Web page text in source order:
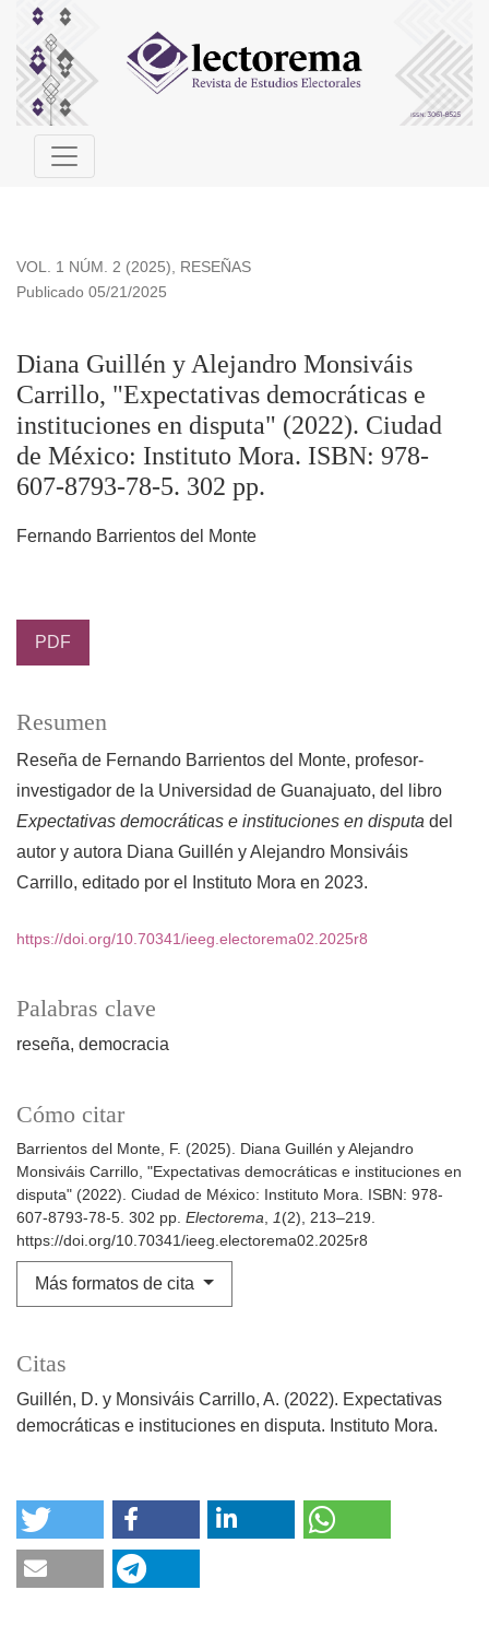
Diana Guillén y Alejandro Monsiváis Carrillo,
VOL. 1 NÚM. 2 (2025) RESEÑAS
Diana Guillén y Alejandro Monsiváis
Carrillo, "Expectativas democráticas e
instituciones en disputa" (2022). Ciudad
de México: Instituto Mora. ISBN: 978-
607-8793-78-5. 302 pp.
Publicado 05/21/2025
Fernando Barrientos del Monte
PDF
Palabras clave
reseña democracia
Cómo citar
Barrientos del Monte, F. (2025). Diana Guillén y Alejandro
Monsiváis Carrillo, "Expectativas democráticas e instituciones en
disputa" (2022). Ciudad de México: Instituto Mora. ISBN: 978-
607-8793-78-5. 302 pp. Electorema 1(2), 213–219.
https://doi.org/10.70341/ieeg.electorema02.2025r8
Más formatos de cita
Resumen
Reseña de Fernando Barrientos del Monte, profesor-
investigador de la Universidad de Guanajuato, del libro
Expectativas democráticas e instituciones en disputa del
autor y autora Diana Guillén y Alejandro Monsiváis
Carrillo, editado por el Instituto Mora en 2023.
https://doi.org/10.70341/ieeg.electorema02.2025r8
Citas
Guillén, D. y Monsiváis Carrillo, A. (2022). Expectativas
democráticas e instituciones en disputa. Instituto Mora.